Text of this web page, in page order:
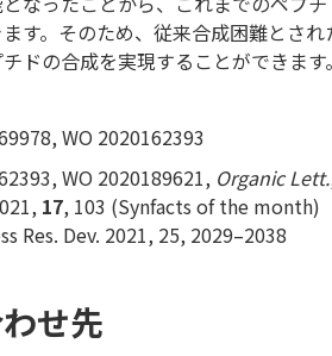
す。そのため、従来合成困難とさ
ドの合成を実現することができます。
WO 2020162393
WO 2020189621, Organic Lett.
17, 103 (Synfacts of the month)
Res. Dev. 2021, 25, 2029–2038
せ先